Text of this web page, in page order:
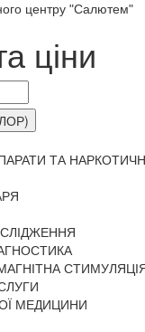
центру "Салютем"
ціни
ТА
МЕДИЦИНИ